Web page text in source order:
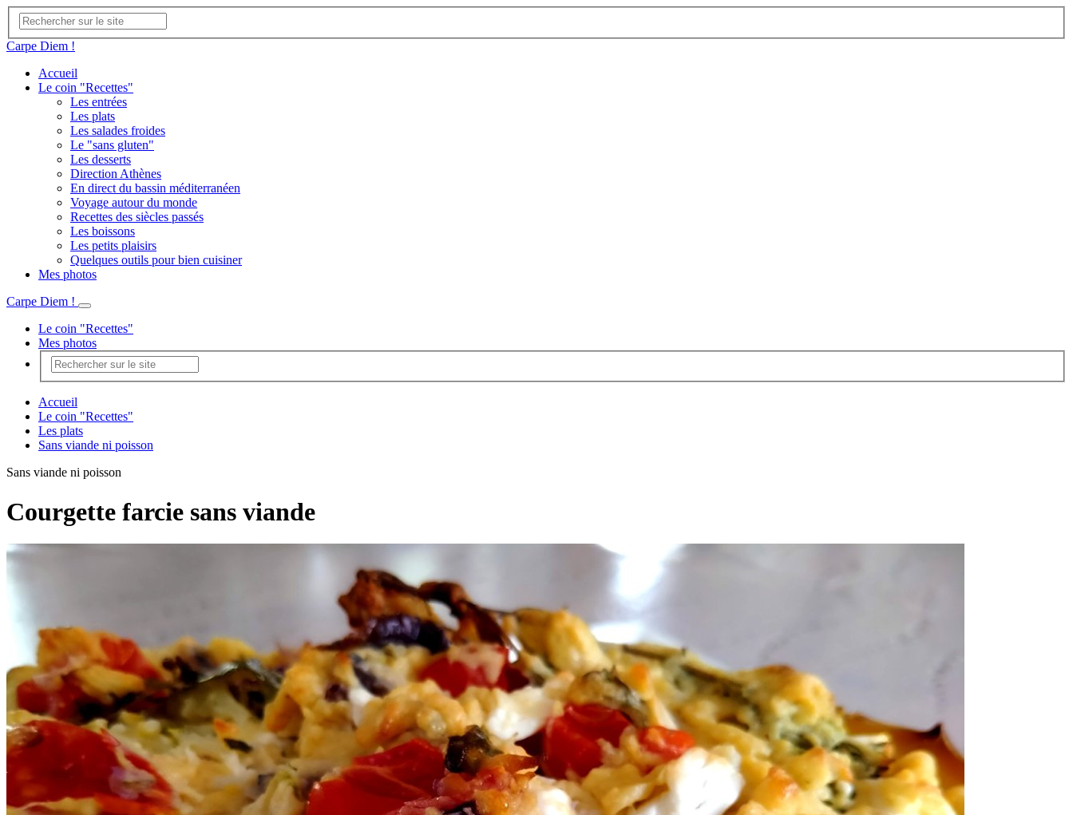
Carpe Diem !
Accueil
Le coin "Recettes"
Les entrées
Les plats
Les salades froides
Le "sans gluten"
Les desserts
Direction Athènes
En direct du bassin méditerranéen
Voyage autour du monde
Recettes des siècles passés
Les boissons
Les petits plaisirs
Quelques outils pour bien cuisiner
Mes photos
Carpe Diem !
Le coin "Recettes"
Mes photos
Accueil
Le coin "Recettes"
Les plats
Sans viande ni poisson
Sans viande ni poisson
Courgette farcie sans viande